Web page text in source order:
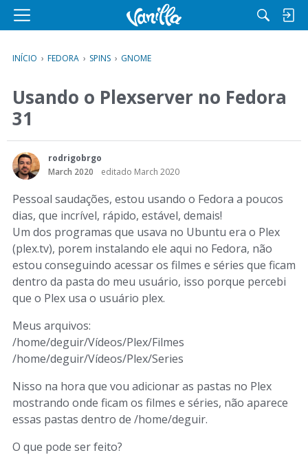
M
n
u
INÍCIO › FEDORA › SPINS › GNOME
Usando o Plexserver no Fedora
31
rodrigobrgo
March 2020
editado March 2020
Pessoal saudações, estou usando o Fedora a poucos
dias, que incrível, rápido, estável, demais!
Um dos programas que usava no Ubuntu era o Plex
(plex.tv), porem instalando ele aqui no Fedora, não
estou conseguindo acessar os filmes e séries que ficam
dentro da pasta do meu usuário, isso porque percebi
que o Plex usa o usuário plex.
Meus arquivos:
/home/deguir/Vídeos/Plex/Filmes
/home/deguir/Vídeos/Plex/Series
Nisso na hora que vou adicionar as pastas no Plex
mostrando onde ficam os filmes e séries, não aparece
essas pastas dentro de /home/deguir.
O que pode ser feito?